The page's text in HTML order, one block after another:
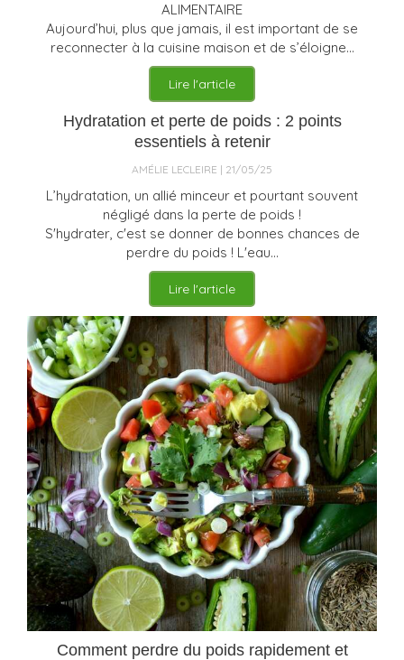
ALIMENTAIRE
Aujourd’hui, plus que jamais, il est important de se
reconnecter à la cuisine maison et de s’éloigne...
Lire l'article
Hydratation et perte de poids : 2 points
essentiels à retenir
AMÉLIE LECLEIRE 21/05/25
L’hydratation, un allié minceur et pourtant souvent
négligé dans la perte de poids !
S'hydrater, c'est se donner de bonnes chances de
perdre du poids ! L'eau...
Lire l'article
Comment perdre du poids rapidement et